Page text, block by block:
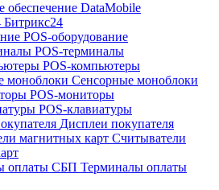
обеспечение DataMobile
Битрикс24
POS-оборудование
POS-терминалы
POS-компьютеры
Сенсорные моноблоки
POS-мониторы
POS-клавиатуры
Дисплеи покупателя
Считыватели
Терминалы оплаты